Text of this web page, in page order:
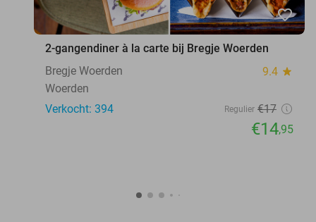
favorite_border
2-gangendiner à la carte bij Bregje Woerden
Bregje Woerden
9.4 star
Woerden
Verkocht: 394
Regulier €17
€14,95